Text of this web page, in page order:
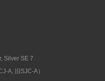
Silver SE 7
A, 旧SJC-A）